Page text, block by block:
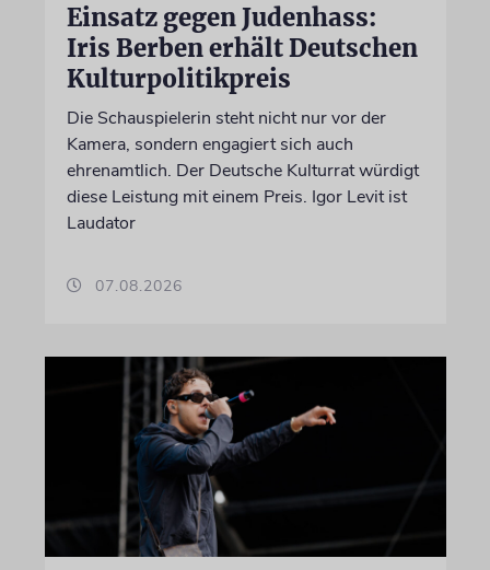
Einsatz gegen Judenhass:
Iris Berben erhält Deutschen
Kulturpolitikpreis
Die Schauspielerin steht nicht nur vor der
Kamera, sondern engagiert sich auch
ehrenamtlich. Der Deutsche Kulturrat würdigt
diese Leistung mit einem Preis. Igor Levit ist
Laudator
07.08.2026